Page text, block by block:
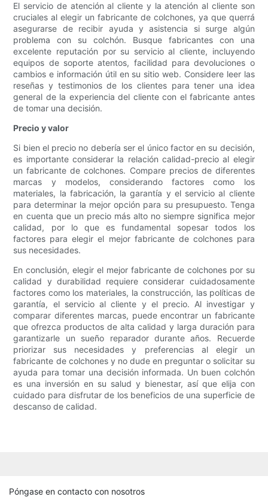
El servicio de atención al cliente y la atención al cliente son
cruciales al elegir un fabricante de colchones, ya que querrá
asegurarse de recibir ayuda y asistencia si surge algún
problema con su colchón. Busque fabricantes con una
excelente reputación por su servicio al cliente, incluyendo
equipos de soporte atentos, facilidad para devoluciones o
cambios e información útil en su sitio web. Considere leer las
reseñas y testimonios de los clientes para tener una idea
general de la experiencia del cliente con el fabricante antes
de tomar una decisión.
Precio y valor
Si bien el precio no debería ser el único factor en su decisión,
es importante considerar la relación calidad-precio al elegir
un fabricante de colchones. Compare precios de diferentes
marcas y modelos, considerando factores como los
materiales, la fabricación, la garantía y el servicio al cliente
para determinar la mejor opción para su presupuesto. Tenga
en cuenta que un precio más alto no siempre significa mejor
calidad, por lo que es fundamental sopesar todos los
factores para elegir el mejor fabricante de colchones para
sus necesidades.
En conclusión, elegir el mejor fabricante de colchones por su
calidad y durabilidad requiere considerar cuidadosamente
factores como los materiales, la construcción, las políticas de
garantía, el servicio al cliente y el precio. Al investigar y
comparar diferentes marcas, puede encontrar un fabricante
que ofrezca productos de alta calidad y larga duración para
garantizarle un sueño reparador durante años. Recuerde
priorizar sus necesidades y preferencias al elegir un
fabricante de colchones y no dude en preguntar o solicitar su
ayuda para tomar una decisión informada. Un buen colchón
es una inversión en su salud y bienestar, así que elija con
cuidado para disfrutar de los beneficios de una superficie de
descanso de calidad.
Póngase en contacto con nosotros